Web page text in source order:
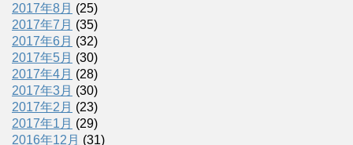
2017年8月 (25)
2017年7月 (35)
2017年6月 (32)
2017年5月 (30)
2017年4月 (28)
2017年3月 (30)
2017年2月 (23)
2017年1月 (29)
2016年12月 (31)